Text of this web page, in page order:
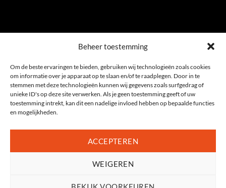
Beheer toestemming
Om de beste ervaringen te bieden, gebruiken wij technologieën zoals cookies
om informatie over je apparaat op te slaan en/of te raadplegen. Door in te
stemmen met deze technologieën kunnen wij gegevens zoals surfgedrag of
unieke ID's op deze site verwerken. Als je geen toestemming geeft of uw
toestemming intrekt, kan dit een nadelige invloed hebben op bepaalde functies
en mogelijkheden.
ACCEPTEREN
WEIGEREN
0541 539 353
2026 , Ophuis Fietsspeciaalzaak Oldenzaal, Twente | alle rechten voorbehouden |